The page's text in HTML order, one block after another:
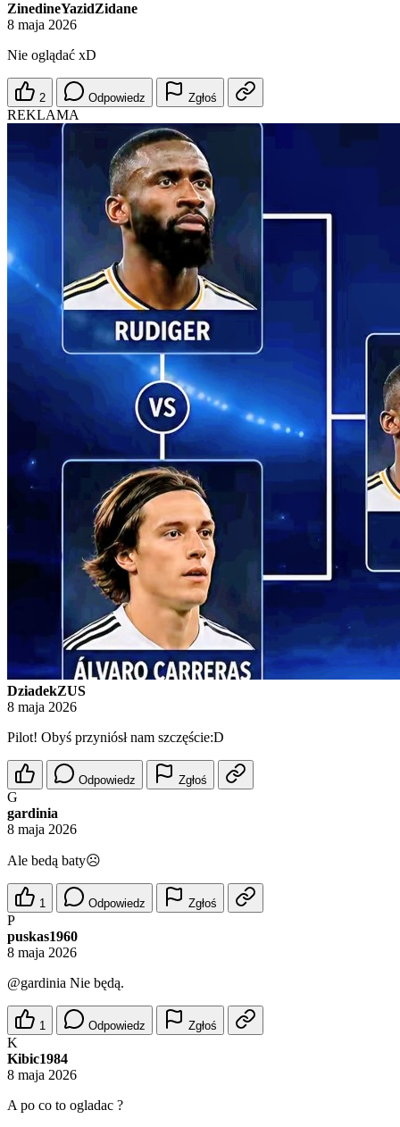
ZinedineYazidZidane
8 maja 2026
Nie oglądać xD
2 Odpowiedz Zgłoś
REKLAMA
DziadekZUS
8 maja 2026
Pilot! Obyś przyniósł nam szczęście:D
Odpowiedz Zgłoś
G
gardinia
8 maja 2026
Ale bedą baty☹️
1 Odpowiedz Zgłoś
P
puskas1960
8 maja 2026
@gardinia Nie będą.
1 Odpowiedz Zgłoś
K
Kibic1984
8 maja 2026
A po co to ogladac ?